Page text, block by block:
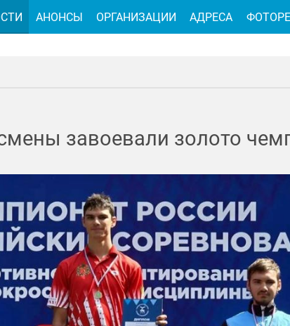
завоевали золото
АНОНСЫ ОРГАНИЗАЦИИ АДРЕСА